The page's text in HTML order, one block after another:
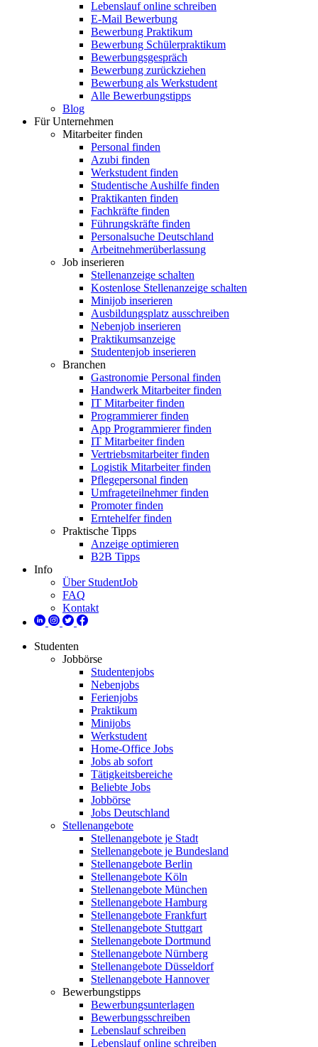
Lebenslauf online schreiben
E-Mail Bewerbung
Bewerbung Praktikum
Bewerbung Schülerpraktikum
Bewerbungsgespräch
Bewerbung zurückziehen
Bewerbung als Werkstudent
Alle Bewerbungstipps
Blog
Für Unternehmen
Mitarbeiter finden
Personal finden
Azubi finden
Werkstudent finden
Studentische Aushilfe finden
Praktikanten finden
Fachkräfte finden
Führungskräfte finden
Personalsuche Deutschland
Arbeitnehmerüberlassung
Job inserieren
Stellenanzeige schalten
Kostenlose Stellenanzeige schalten
Minijob inserieren
Ausbildungsplatz ausschreiben
Nebenjob inserieren
Praktikumsanzeige
Studentenjob inserieren
Branchen
Gastronomie Personal finden
Handwerk Mitarbeiter finden
IT Mitarbeiter finden
Programmierer finden
App Programmierer finden
IT Mitarbeiter finden
Vertriebsmitarbeiter finden
Logistik Mitarbeiter finden
Pflegepersonal finden
Umfrageteilnehmer finden
Promoter finden
Erntehelfer finden
Praktische Tipps
Anzeige optimieren
B2B Tipps
Info
Über StudentJob
FAQ
Kontakt
Studenten
Jobbörse
Studentenjobs
Nebenjobs
Ferienjobs
Praktikum
Minijobs
Werkstudent
Home-Office Jobs
Jobs ab sofort
Tätigkeitsbereiche
Beliebte Jobs
Jobbörse
Jobs Deutschland
Stellenangebote
Stellenangebote je Stadt
Stellenangebote je Bundesland
Stellenangebote Berlin
Stellenangebote Köln
Stellenangebote München
Stellenangebote Hamburg
Stellenangebote Frankfurt
Stellenangebote Stuttgart
Stellenangebote Dortmund
Stellenangebote Nürnberg
Stellenangebote Düsseldorf
Stellenangebote Hannover
Bewerbungstipps
Bewerbungsunterlagen
Bewerbungsschreiben
Lebenslauf schreiben
Lebenslauf online schreiben